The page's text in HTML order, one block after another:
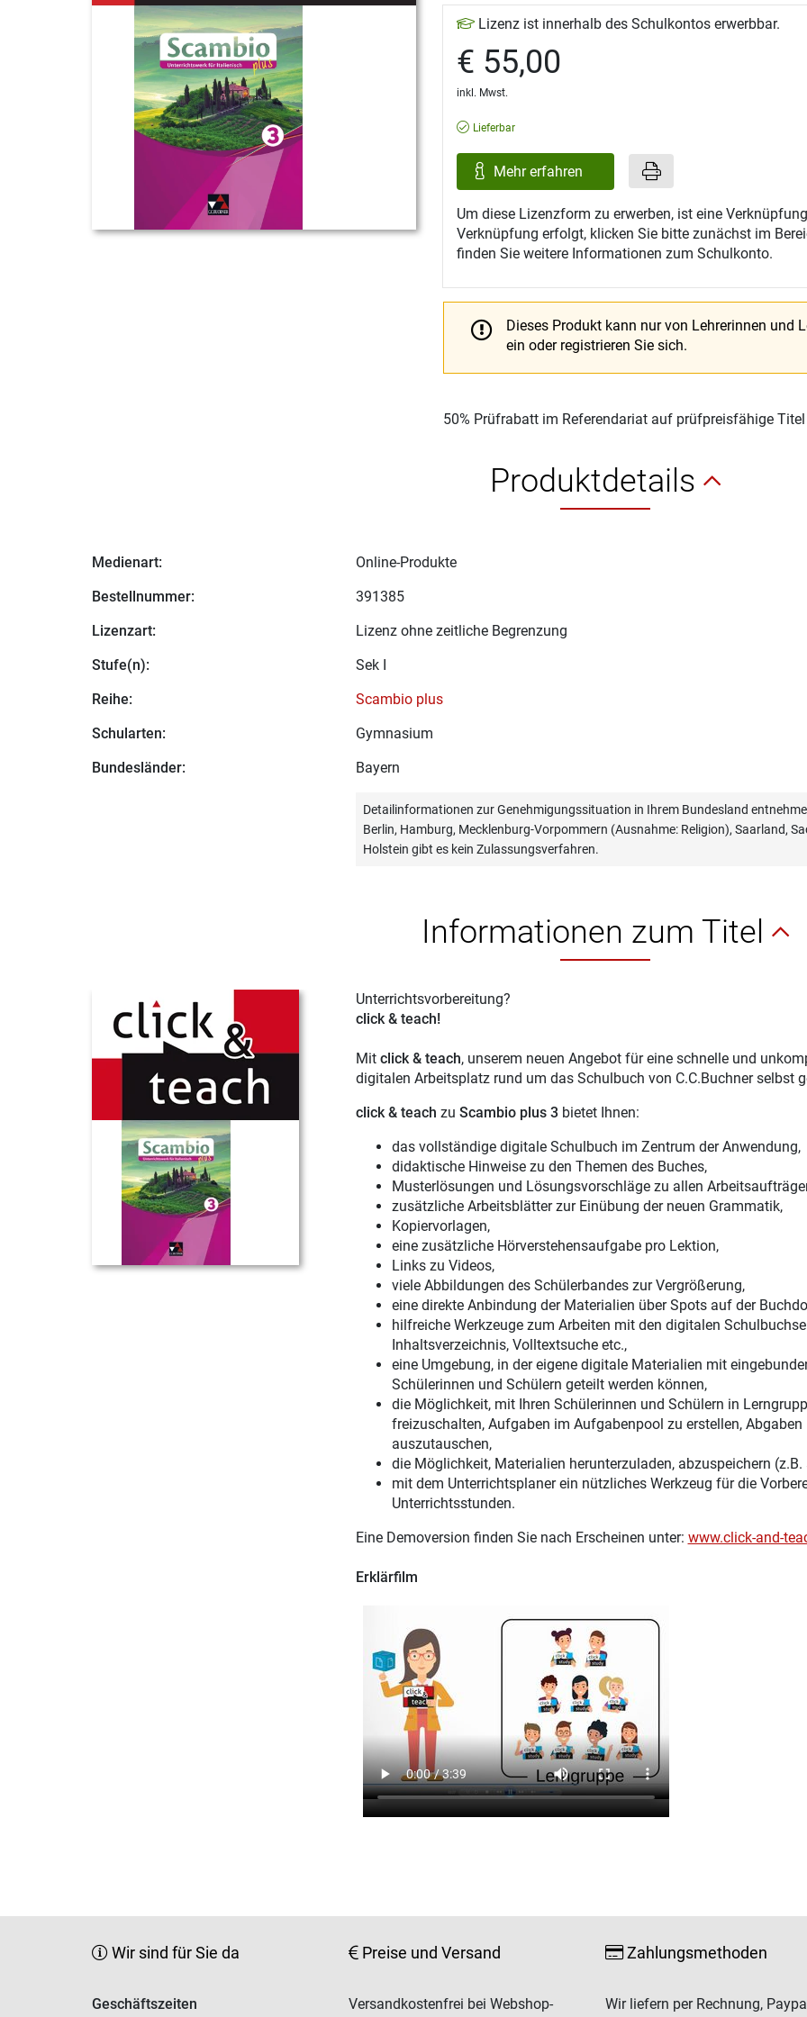
Lizenz ist innerhalb des Schulkontos erwerbbar.
€ 55,00
inkl. Mwst.
Lieferbar
Mehr erfahren
Um diese Lizenzform zu erwerben, ist eine
Verknüpfung erfolgt, klicken Sie bitte zunächst im
finden Sie weitere Informationen zum Schulkonto.
Dieses Produkt kann nur von Lehrerinnen und
ein oder registrieren Sie sich.
50% Prüfrabatt im Referendariat auf prüfpreisfähige
Produktdetails
Medienart:
Online-Produkte
Bestellnummer:
391385
Lizenzart:
Lizenz ohne zeitliche Begrenzung
Stufe(n):
Sek I
Reihe:
Scambio plus
Schularten:
Gymnasium
Bundesländer:
Bayern
Detailinformationen zur Genehmigungssituation in Ihrem Bundesland
Berlin, Hamburg, Mecklenburg-Vorpommern (Ausnahme: Religion), Saarland,
Holstein gibt es kein Zulassungsverfahren.
Informationen zum Titel
Unterrichtsvorbereitung?
click & teach!
Mit click & teach, unserem neuen Angebot für eine schnelle und
digitalen Arbeitsplatz rund um das Schulbuch von C.C.Buchner selbst
click & teach zu Scambio plus 3bietet Ihnen:
das vollständige digitale Schulbuch im Zentrum der Anwendung,
didaktische Hinweise zu den Themen des Buches,
Musterlösungen und Lösungsvorschläge zu allen
zusätzliche Arbeitsblätter zur Einübung der neuen Grammatik,
Kopiervorlagen,
eine zusätzliche Hörverstehensaufgabe pro Lektion,
Links zu Videos,
viele Abbildungen des Schülerbandes zur Vergrößerung,
eine direkte Anbindung der Materialien über Spots auf der
hilfreiche Werkzeuge zum Arbeiten mit den digitalen
Inhaltsverzeichnis, Volltextsuche etc.,
eine Umgebung, in der eigene digitale Materialien mit
Schülerinnen und Schülern geteilt werden können,
die Möglichkeit, mit Ihren Schülerinnen und Schülern in
freizuschalten, Aufgaben im Aufgabenpool zu erstellen,
auszutauschen,
die Möglichkeit, Materialien herunterzuladen, abzuspeichern
mit dem Unterrichtsplaner ein nützliches Werkzeug für die
Unterrichtsstunden.
Eine Demoversion finden Sie nach Erscheinen unter: www.click-and-
Erklärfilm
Wir sind für Sie da
Geschäftszeiten
Preise und Versand
Versandkostenfrei bei Webshop-
Zahlungsmethoden
Wir liefern per Rechnung,